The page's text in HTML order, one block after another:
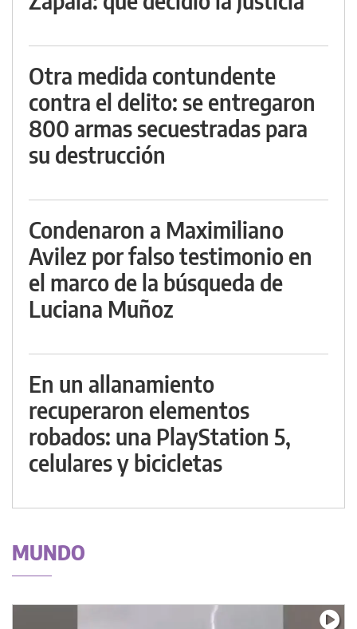
Otra medida contundente
contra el delito: se entregaron
800 armas secuestradas para
su destrucción
Condenaron a Maximiliano
Avilez por falso testimonio en
el marco de la búsqueda de
Luciana Muñoz
En un allanamiento
recuperaron elementos
robados: una PlayStation 5,
celulares y bicicletas
MUNDO